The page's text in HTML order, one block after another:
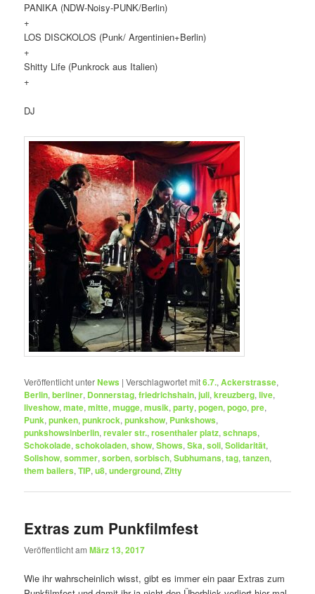
PANIKA (NDW-Noisy-PUNK/Berlin)
+
LOS DISCKOLOS (Punk/ Argentinien+Berlin)
+
Shitty Life (Punkrock aus Italien)
+
DJ
Veröffentlicht unterNews |Verschlagwortet mit6.7.,Ackerstrasse,
Berlin,berliner, Donnerstag,friedrichshain,juli,kreuzberg,live,
liveshow,mate,mitte,mugge,musik,party,pogen,pogo,pre,
Punk,punken,punkrock,punkshow, Punkshows,
punkshowsinberlin,revaler str.,rosenthaler platz,schnaps,
Schokolade,schokoladen,show,Shows,Ska,soli,Solidarität,
Solishow,sommer,sorben,sorbisch,Subhumans,tag,tanzen,
them bailers,TIP,u8,underground,Zitty
Extras zum Punkfilmfest
Veröffentlicht amMärz 13, 2017
Wie ihr wahrscheinlich wisst, gibt es immer ein paar Extras zum